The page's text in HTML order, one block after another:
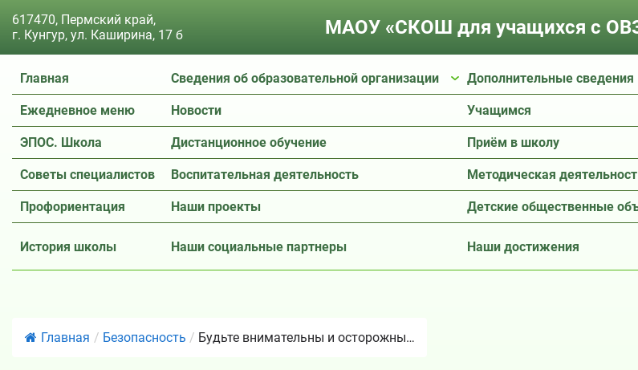
617470, Пермский край,
г. Кунгур, ул. Каширина, 17 б
МАОУ «СКОШ для учащихся с
Главная Сведения об образовательной организации Дополнительные сведения
Ежедневное меню Новости Учащимся
ЭПОС. Школа Дистанционное обучение Приём в школу
Советы специалистов Воспитательная деятельность Методическая
Профориентация Наши проекты Детские общественные
История школы Наши социальные партнеры Наши достижения
Главная / Безопасность / Будьте внимательны и осторожны…